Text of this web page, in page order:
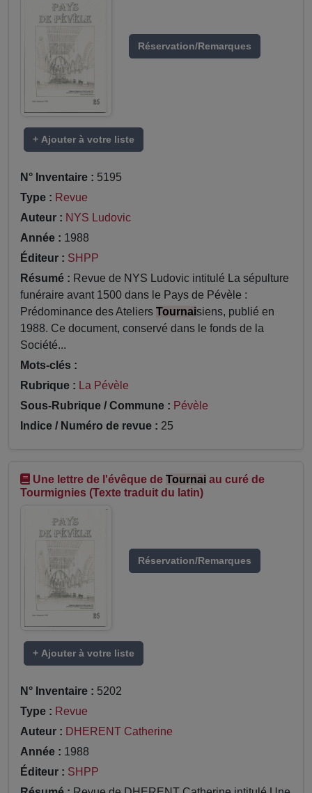
Réservation/Remarques
+ Ajouter à votre liste
N° Inventaire : 5195
Type : Revue
Auteur : NYS Ludovic
Année : 1988
Éditeur : SHPP
Résumé : Revue de NYS Ludovic intitulé La sépulture
funéraire avant 1500 dans le Pays de Pévèle :
Prédominance des Ateliers Tournaisiens, publié en
1988. Ce document, conservé dans le fonds de la
Société...
Mots-clés :
Rubrique : La Pévèle
Sous-Rubrique / Commune : Pévèle
Indice / Numéro de revue : 25
Une lettre de l'évêque de Tournai au curé de
Tourmignies (Texte traduit du latin)
Réservation/Remarques
+ Ajouter à votre liste
N° Inventaire : 5202
Type : Revue
Auteur : DHERENT Catherine
Année : 1988
Éditeur : SHPP